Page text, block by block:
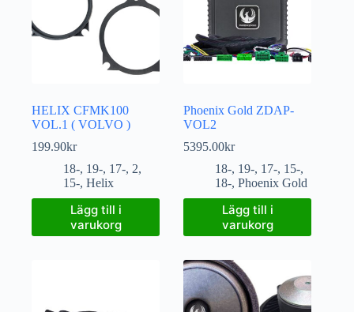
HELIX CFMK100
VOL.1 ( VOLVO )
199.90kr
18-, 19-, 17-, 2,
15-, Helix
Lägg till i
varukorg
Phoenix Gold ZDAP-
VOL2
5395.00kr
18-, 19-, 17-, 15-,
18-,Phoenix Gold
Lägg till i
varukorg